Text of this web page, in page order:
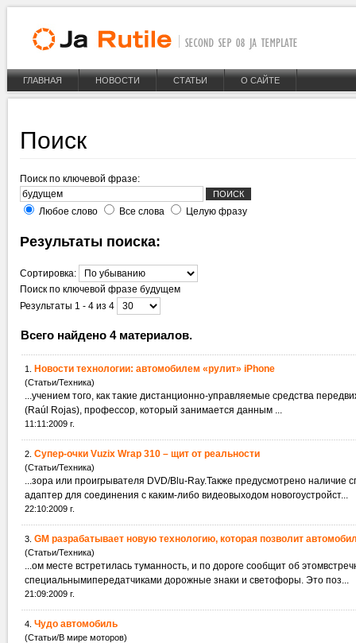
ГЛАВНАЯ НОВОСТИ СТАТЬИ О САЙТЕ
Поиск
Поиск по ключевой фразе:
Любое слово Все слова Целую фразу
Результаты поиска:
Сортировка:
Поиск по ключевой фразе будущем
Результаты 1 - 4 из 4
Всего найдено 4 материалов.
1. Новости технологии: автомобилем «рулит» iPhone
(Статьи/Техника)
...учением того, как такие дистанционно-управляемые средства
(Raúl Rojas), профессор, который занимается данным ...
11:11:2009 г.
2. Супер-очки Vuzix Wrap 310 – щит от реальности
(Статьи/Техника)
...зора или проигрывателя DVD/Blu-Ray.Также предусмотрено наличие
адаптер для соединения с каким-либо видеовыходом новогоустройст...
22:10:2009 г.
3. GM разрабатывает новую технологию, которая позволит
(Статьи/Техника)
специальнымипередатчиками дорожные знаки и светофоры. Это поз...
21:09:2009 г.
4. Чудо автомобиль
(Статьи/В мире моторов)